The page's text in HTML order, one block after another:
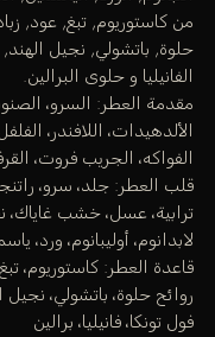
من كاستوريوم, تبغ, عود,
حلوة, باتشولي, نجيل الهند,
الفانيليا و حلوى البرالين.
مقدمة العطر: السرو،
الألدهيدات، اللافندر،
الفواكه، الجريب فروت،
قلب العطر: جلد، سرو،
ترابية، عسل، خشب غاياك،
لابدانوم، أوليبانوم، ورد،
قاعدة العطر: كاستوريوم،
روائح حلوة، باتشولي، نجيل
فول تونكا، فانيليا، برالين